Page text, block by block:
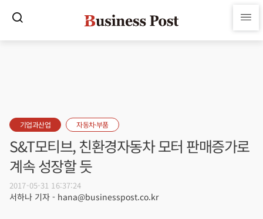
기업과산업 자동차·부품
S&T모티브, 친환경자동차 모터 판매증가로
계속 성장할 듯
2017-05-31 16:37:24
서하나 기자 - hana@businesspost.co.kr